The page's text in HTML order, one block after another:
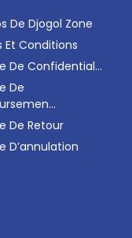
De Djogol Zone
Et Conditions
De Confidential...
De
De Retour
D’annulation